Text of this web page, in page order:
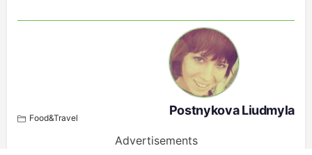
Food&Travel
Postnykova Liudmyla
Advertisements